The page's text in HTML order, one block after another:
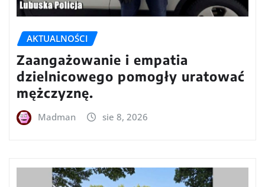
AKTUALNOŚCI
Zaangażowanie i empatia
dzielnicowego pomogły uratować
mężczyznę.
Madman sie 8, 2026